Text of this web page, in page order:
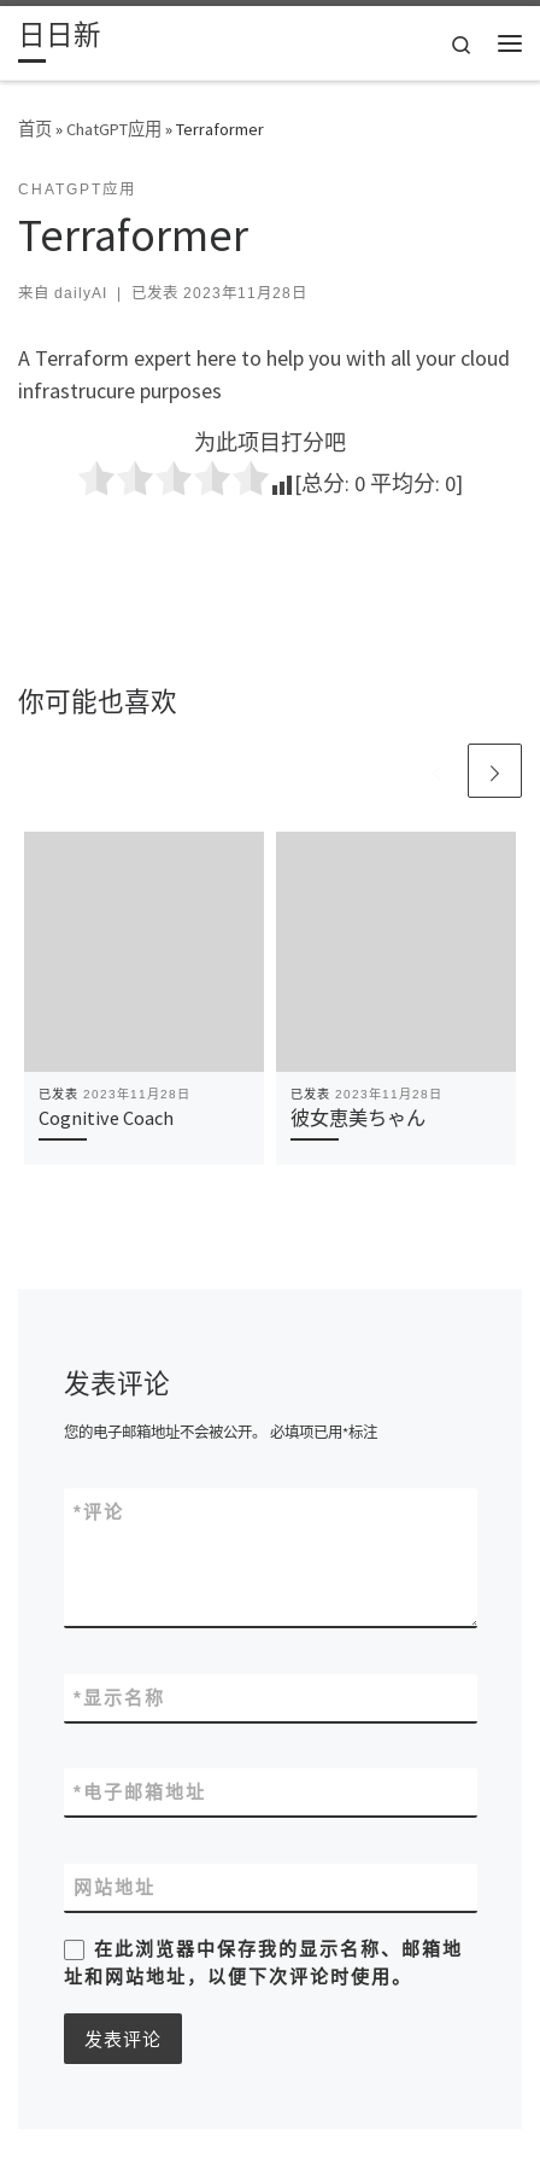
Skip to content
日日新
Search
首页»ChatGPT应用 »Terraformer
CHATGPT应用
Terraformer
来自 dailyAI | 已发表 2023年11月28日
A Terraform expert here to help you with all your cloud
infrastrucure purposes
为此项目打分吧
[总分: 0 平均分: 0]
你可能也喜欢
已发表 2023年11月28日
Cognitive Coach
已发表 2023年11月28日
彼女恵美ちゃん
发表评论
您的电子邮箱地址不会被公开。 必填项已用*标注
评论
*
显示名称
*
电子邮箱地址
*
网站地址
在此浏览器中保存我的显示名称、邮箱地
址和网站地址，以便下次评论时使用。